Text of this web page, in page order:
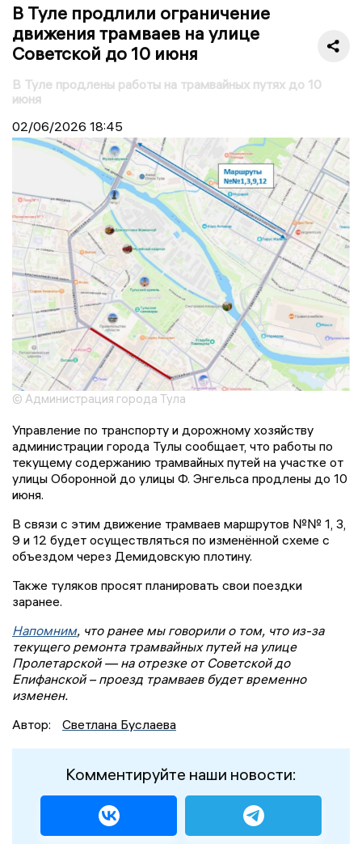
В Туле продлили ограничение
движения трамваев на улице
Советской до 10 июня
В Туле продлены работы на трамвайных путях до 10
июня
02/06/2026 18:45
© Администрация города Тула
Управление по транспорту и дорожному хозяйству
администрации города Тулы сообщает, что работы по
текущему содержанию трамвайных путей на участке от
улицы Оборонной до улицы Ф. Энгельса продлены до 10
июня.
В связи с этим движение трамваев маршрутов №№ 1, 3,
9 и 12 будет осуществляться по изменённой схеме с
объездом через Демидовскую плотину.
Также туляков просят планировать свои поездки
заранее.
Напомним, что ранее мы говорили о том, что из-за
текущего ремонта трамвайных путей на улице
Пролетарской — на отрезке от Советской до
Епифанской – проезд трамваев будет временно
изменен.
Автор:
Светлана Буслаева
Комментируйте наши новости: